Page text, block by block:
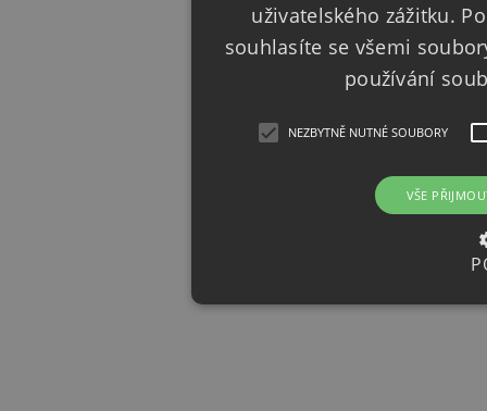
uživatelského zážitku.
souhlasíte se všemi
používání
NEZBYTNĚ NUTNÉ SOUBORY
VŠE